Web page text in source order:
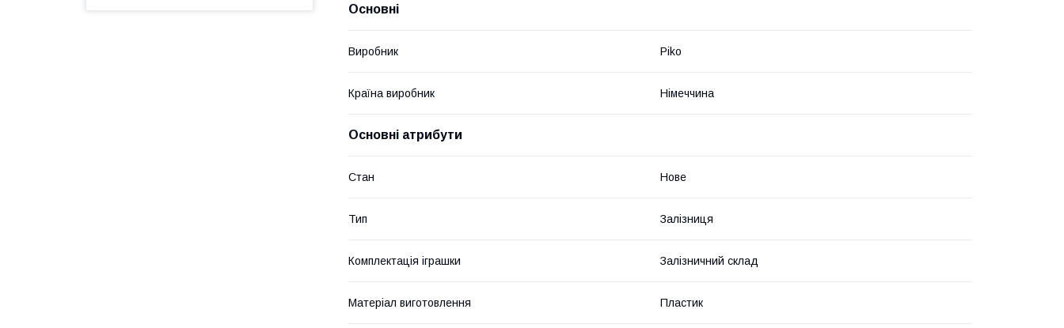
Основні
Виробник Piko
Країна виробник Німеччина
Основні атрибути
Стан Нове
Тип Залізниця
Комплектація іграшки Залізничний склад
Матеріал виготовлення Пластик